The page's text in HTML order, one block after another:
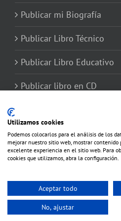
Publicar mi Biografía
Publicar Libro Técnico
Publicar Libro Educativo
Publicar libro en CD
Copyright 2012 - 2020 Avada | Todos los
WordPress|
Utilizamos cookies
Podemos colocarlos para el análisis de los
mejorar nuestro sitio web, mostrar
excelente experiencia en el sitio web. Para
cookies que utilizamos, abra la configuración.
Aceptar todo
No, ajustar